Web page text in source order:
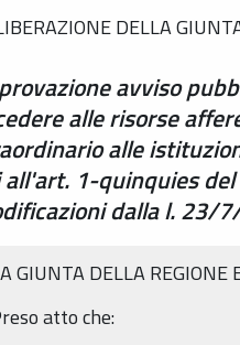
DELLA
avviso
alle risorse
alle
all'art. 1-quinquies
dalla l. 23/
GIUNTA DELLA
atto che: